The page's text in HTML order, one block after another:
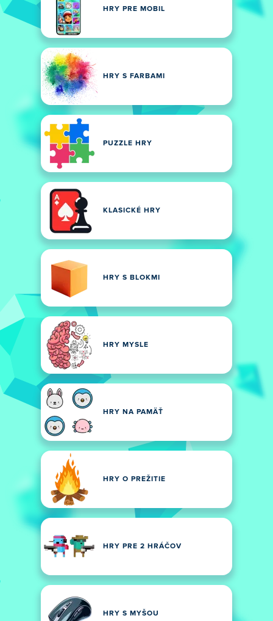
HRY PRE MOBIL
HRY S FARBAMI
PUZZLE HRY
KLASICKÉ HRY
HRY S BLOKMI
HRY MYSLE
HRY NA PAMÄŤ
HRY O PREŽITIE
HRY PRE 2 HRÁČOV
HRY S MYŠOU